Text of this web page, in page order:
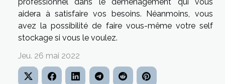
aidera à satisfaire vos besoins. Néanmoins, vous
avez la possibilité de faire vous-même votre self
stockage si vous le voulez.
Jeu. 26 mai 2022